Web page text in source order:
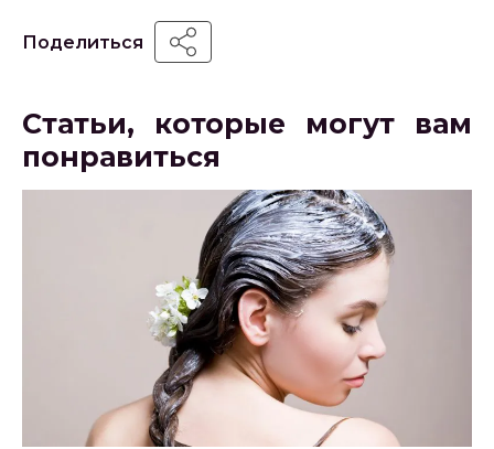
Поделиться
Статьи, которые могут вам
понравиться